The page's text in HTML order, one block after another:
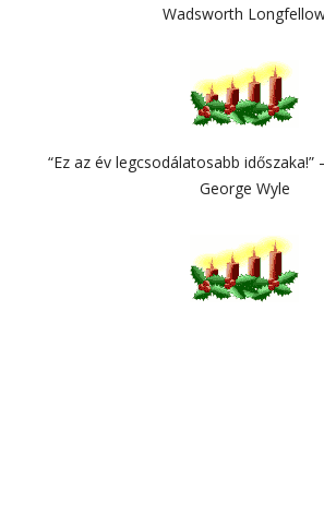
Wadsworth
“Ez az év legcsodálatosabb időszaka!”
George Wyle